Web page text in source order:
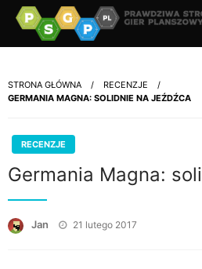
psgp.pl
prawdziwa strona gier
STRONA GŁÓWNA
RECENZJE
GERMANIA MAGNA: SOLIDNIE NA JEŹDŹCA
RECENZJE
Germania Magna:
Jan
Opublikowane
21 lutego 2017